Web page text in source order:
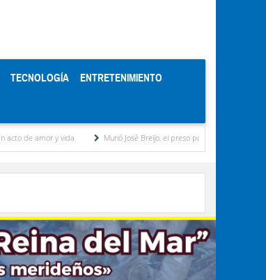
TECNOLOGÍA ENTRETENIMIENTO
Murió José Breijo, el preso político uruguayo-venezolano bajo arresto